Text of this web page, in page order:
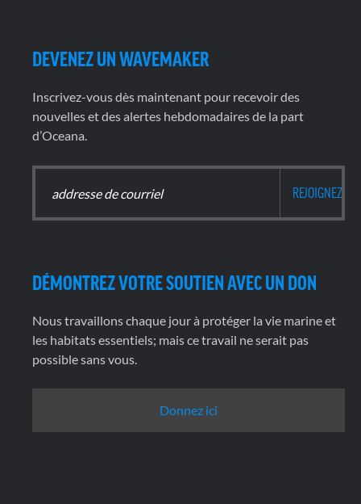
DEVENEZ UN WAVEMAKER
Inscrivez-vous dès maintenant pour recevoir des
nouvelles et des alertes hebdomadaires de la part
d’Oceana.
DÉMONTREZ VOTRE SOUTIEN AVEC UN DON
Nous travaillons chaque jour à protéger la vie marine et
les habitats essentiels; mais ce travail ne serait pas
possible sans vous.
Donnez ici